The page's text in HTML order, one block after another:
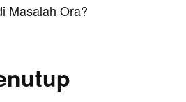
Masalah Ora?